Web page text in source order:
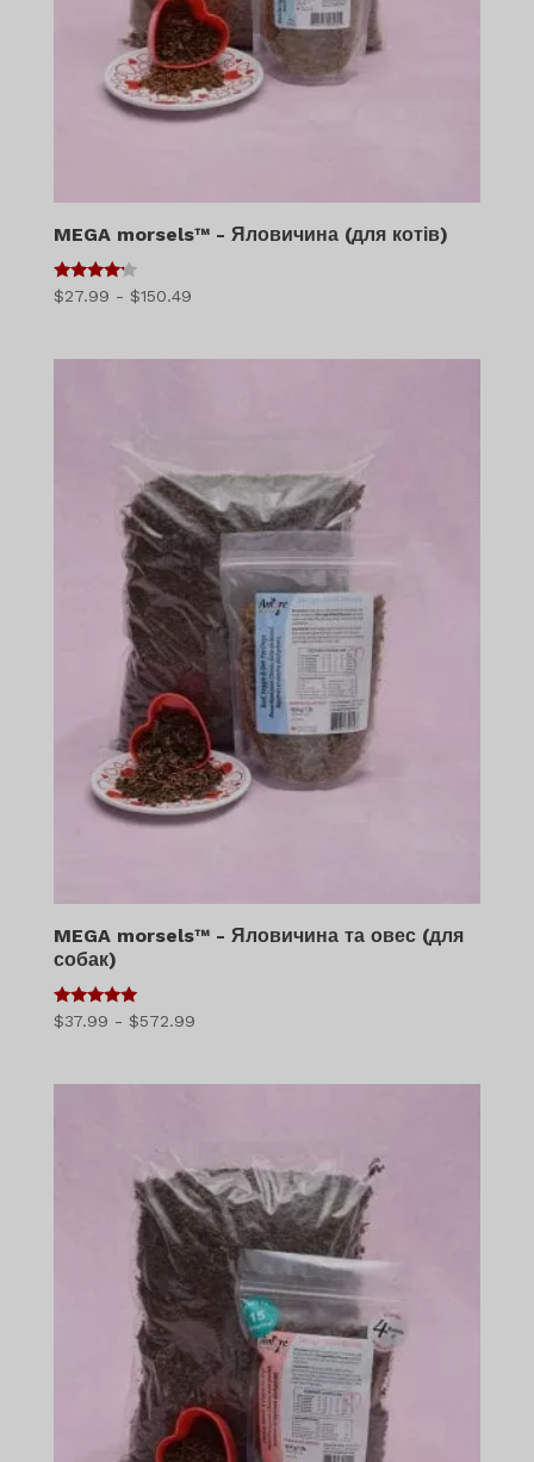
MEGA morsels™ - Яловичина (для котів)
4
з 5
$27.99 - $150.49Діапазон
MEGA morsels™ - Яловичина та овес (для
собак)
5
з 5
$37.99 - $572.99Діапазон